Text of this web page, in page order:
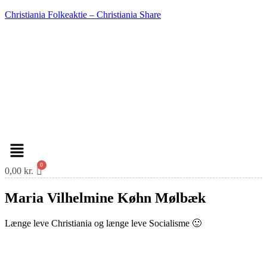
Christiania Folkeaktie – Christiania Share
Menu
0,00 kr.
Maria Vilhelmine Køhn Mølbæk
Længe leve Christiania og længe leve Socialisme 🙂